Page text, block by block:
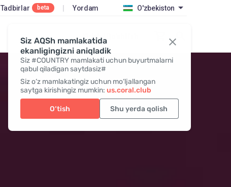
Siz AQSh mamlakatida
ekanligingizni aniqladik
Siz #COUNTRY mamlakati uchun buyurtmalarni
qabul qiladigan saytdasiz#
Siz o‘z mamlakatingiz uchun mo‘ljallangan
saytga kirishingiz mumkin: us.coral.club
O‘tish Shu yerda qolish
Tadbirlar beta | Yordam O'zbekiston
Kirish / Qo‘shilish